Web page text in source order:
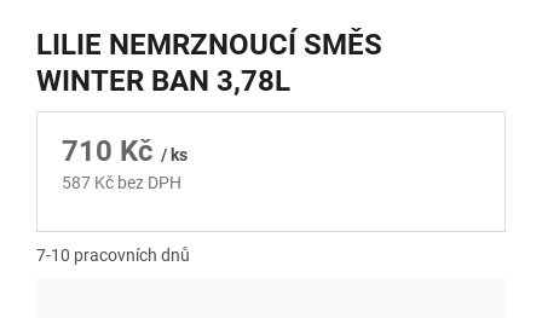
LILIE NEMRZNOUCÍ SMĚS
WINTER BAN 3,78L
710 Kč / ks
587 Kč bez DPH
7-10 pracovních dnů